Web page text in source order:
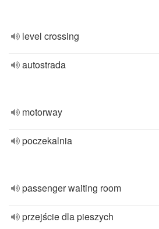
level crossing
autostrada
motorway
poczekalnia
passenger waiting room
przejście dla pieszych